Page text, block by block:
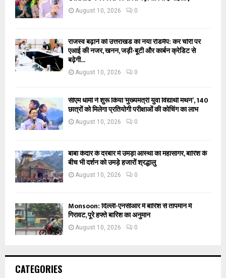
August 10, 2026 0
राजस्व बढ़ाने को उत्तराखंड का नया रोडमैप: कर चोरी पर
एआई की नजर, खनन, जड़ी-बूटी और कार्बन क्रेडिट से
बढ़ेगी...
August 10, 2026 0
सीएम धामी ने शुरू किया ‘मुख्यमंत्री युवा विद्यार्थी मंथन’, 140
छात्रों को मिलेगा प्रतियोगी परीक्षाओं की कोचिंग का लाभ
August 10, 2026 0
बाबा केदार के दरबार में उमड़ा आस्था का महासागर, बारिश के
बीच भी दर्शन को उमड़े हजारों श्रद्धालु
August 10, 2026 0
Monsoon: दिल्ली-एनसीआर में बारिश से तापमान में
गिरावट, पूरे हफ्ते बारिश का अनुमान
August 10, 2026 0
CATEGORIES